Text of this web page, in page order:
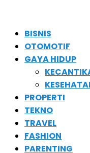
BISNIS
OTOMOTIF
GAYA HIDUP
PROPERTI
TEKNO
TRAVEL
FASHION
PARENTING